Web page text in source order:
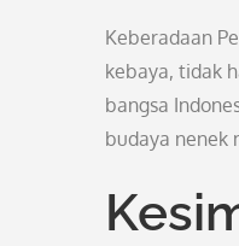
Keberadaan
kebaya, tidak
bangsa
budaya nenek